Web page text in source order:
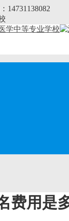
14731138082
费用是